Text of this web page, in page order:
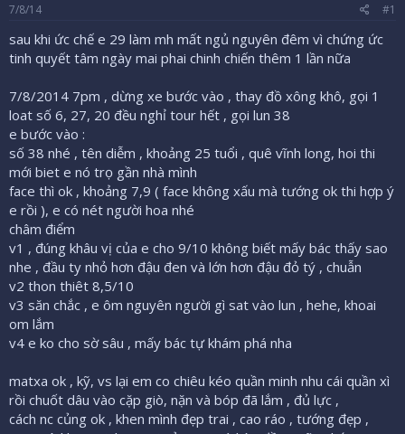
7/8/14 #1
sau khi ức chế e 29 làm mh mất ngủ nguyên đêm vì chứng ức
tinh quyết tâm ngày mai phai chinh chiến thêm 1 lần nữa
7/8/2014 7pm , dừng xe bước vào , thay đồ xông khô, gọi 1
loat số 6, 27, 20 đều nghỉ tour hết , gọi lun 38
e bước vào :
số 38 nhé , tên diễm , khoảng 25 tuổi , quê vĩnh long, hoi thi
mới biet e nó trọ gần nhà mình
face thì ok , khoảng 7,9 ( face không xấu mà tướng ok thi hợp ý
e rồi ), e có nét người hoa nhé
châm điểm
v1 , đúng khâu vị của e cho 9/10 không biết mấy bác thấy sao
nhe , đầu ty nhỏ hơn đậu đen và lớn hơn đậu đỏ tý , chuẫn
v2 thon thiêt 8,5/10
v3 săn chắc , e ôm nguyên người gì sat vào lun , hehe, khoai
om lắm
v4 e ko cho sờ sâu , mấy bác tự khám phá nha
matxa ok , kỹ, vs lại em co chiêu kéo quần minh nhu cái quần xì
rồi chuốt dâu vào cặp giò, nặn và bóp đã lắm , đủ lực ,
cách nc củng ok , khen mình đẹp trai , cao ráo , tướng đẹp ,